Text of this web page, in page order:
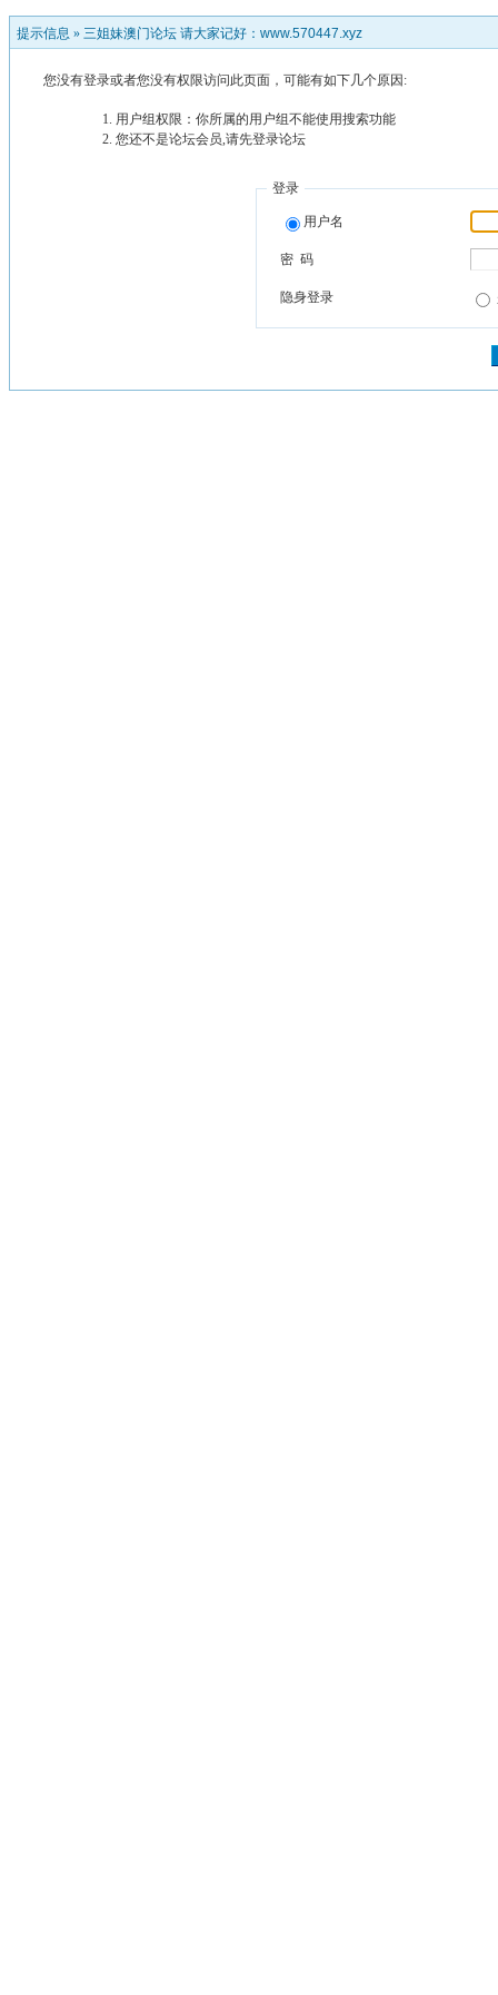
提示信息 » 三姐妹澳门论坛 请大家记好：www.570447.xyz
您没有登录或者您没有权限访问此页面，可能有如下几个原因:
用户组权限：你所属的用户组不能使用搜索功能
您还不是论坛会员,请先登录论坛
登录
用户名
密 码
隐身登录